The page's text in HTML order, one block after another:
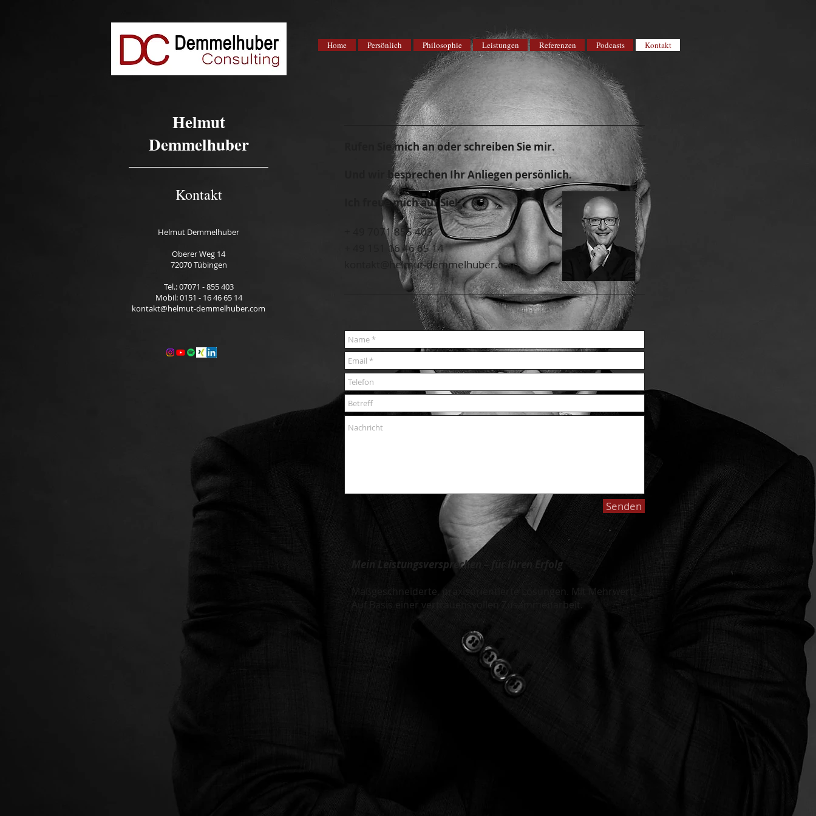
Home Persönlich Philosophie Leistungen Referenzen Podcasts Kontakt
Helmut
Demmelhuber
Kontakt​
Helmut Demmelhuber
Oberer Weg 14
72070 Tübingen
Tel.: 07071 - 855 403
Mobil: 0151 - 16 46 65 14
kontakt@helmut-demmelhuber.com
Rufen Sie mich an oder schreiben Sie mir.
Und wir besprechen Ihr Anliegen persönlich.
Ich freue mich auf Sie!
+ 49 7071 855 403
151 16 46 65 14
kontakt@helmut-demmelhuber.com
Senden
Mein Leistungsversprechen – für Ihren Erfolg
Maßgeschneiderte, praxisorientierte Lösungen. Mit Mehrwert.
Auf Basis einer vertrauensvollen Zusammenarbeit.